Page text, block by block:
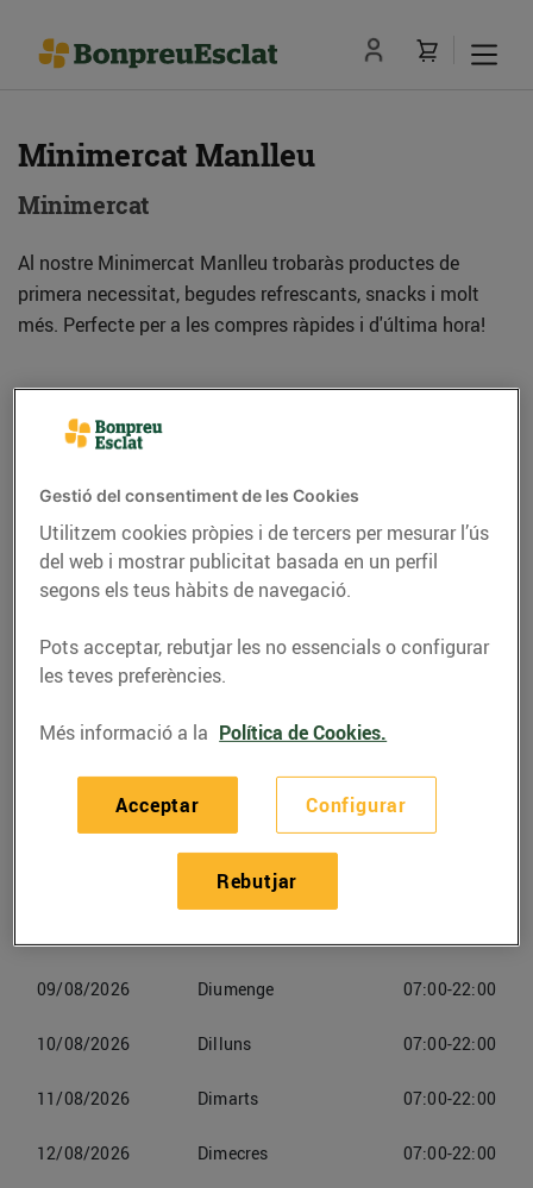
Minimercat Manlleu
Minimercat
Al nostre Minimercat Manlleu trobaràs productes de
primera necessitat, begudes refrescants, snacks i molt
més. Perfecte per a les compres ràpides i d'última hora!
Adreça
Telèfon
938253447
Trucar-hi
Horaris Minimercat Manlleu
06/08/2026 Dijous 07:00-22:00
Divendres
09/08/2026 Diumenge 07:00-22:00
10/08/2026 Dilluns 07:00-22:00
11/08/2026 Dimarts 07:00-22:00
12/08/2026 Dimecres 07:00-22:00
Gestió del consentiment de les Cookies
Utilitzem cookies pròpies i de tercers per mesurar l’ús
del web i mostrar publicitat basada en un perfil
segons els teus hàbits de navegació.
Pots acceptar, rebutjar les no essencials o configurar
les teves preferències.
Més informació a la Política de Cookies.
Configurar
Rebutjar
Acceptar